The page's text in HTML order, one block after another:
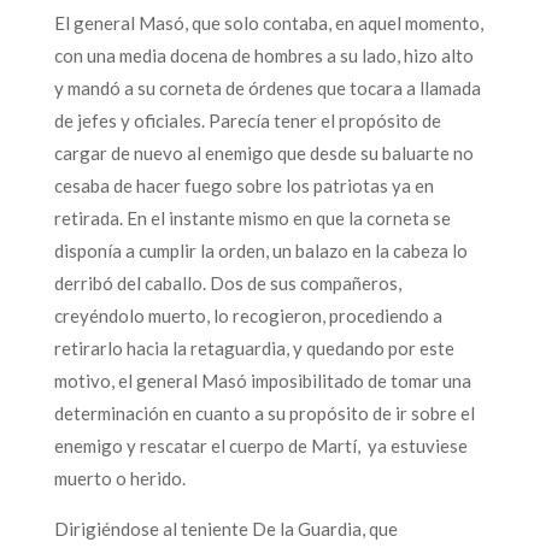
El general Masó, que solo contaba, en aquel momento,
con una media docena de hombres a su lado, hizo alto
y mandó a su corneta de órdenes que tocara a llamada
de jefes y oficiales. Parecía tener el propósito de
cargar de nuevo al enemigo que desde su baluarte no
cesaba de hacer fuego sobre los patriotas ya en
retirada. En el instante mismo en que la corneta se
disponía a cumplir la orden, un balazo en la cabeza lo
derribó del caballo. Dos de sus compañeros,
creyéndolo muerto, lo recogieron, procediendo a
retirarlo hacia la retaguardia, y quedando por este
motivo, el general Masó imposibilitado de tomar una
determinación en cuanto a su propósito de ir sobre el
enemigo y rescatar el cuerpo de Martí, ya estuviese
muerto o herido.
Dirigiéndose al teniente De la Guardia, que